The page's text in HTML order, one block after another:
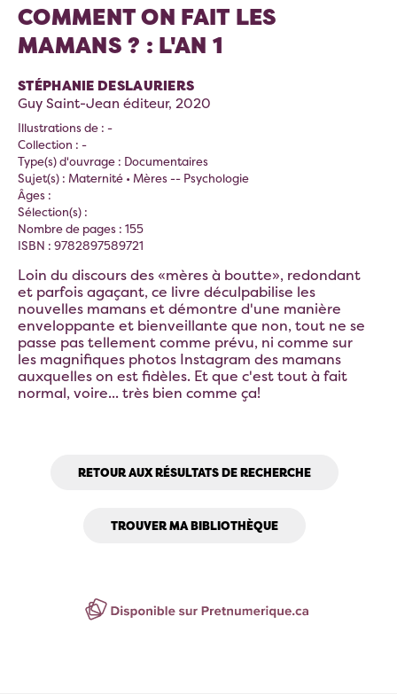
COMMENT ON FAIT LES
MAMANS ? : L'AN 1
STÉPHANIE DESLAURIERS
Guy Saint-Jean éditeur, 2020
Illustrations de : -
Collection : -
Type(s) d'ouvrage : Documentaires
Sujet(s) : Maternité • Mères -- Psychologie
Âges :
Sélection(s) :
Nombre de pages : 155
ISBN : 9782897589721
Loin du discours des «mères à boutte», redondant
et parfois agaçant, ce livre déculpabilise les
nouvelles mamans et démontre d'une manière
enveloppante et bienveillante que non, tout ne se
passe pas tellement comme prévu, ni comme sur
les magnifiques photos Instagram des mamans
auxquelles on est fidèles. Et que c'est tout à fait
normal, voire... très bien comme ça!
RETOUR AUX RÉSULTATS DE RECHERCHE
TROUVER MA BIBLIOTHÈQUE